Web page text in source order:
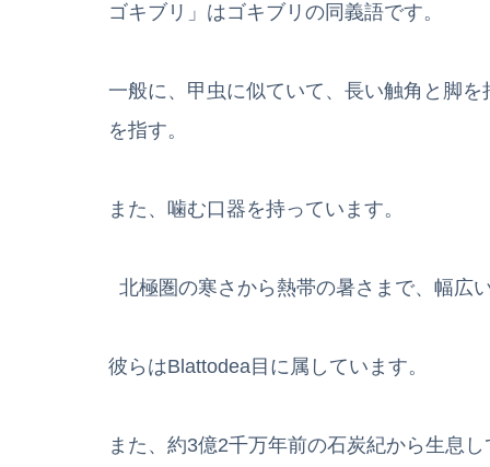
ゴキブリ」はゴキブリの同義語です。
一般に、甲虫に似ていて、長い触角と脚
を指す。
また、噛む口器を持っています。
北極圏の寒さから熱帯の暑さまで、幅広
彼らはBlattodea目に属しています。
また、約3億2千万年前の石炭紀から生息